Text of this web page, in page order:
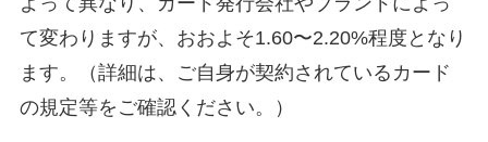
て変わりますが、おおよそ1.60〜2.20%程度となり
ます。（詳細は、ご自身が契約されているカード
の規定等をご確認ください。）